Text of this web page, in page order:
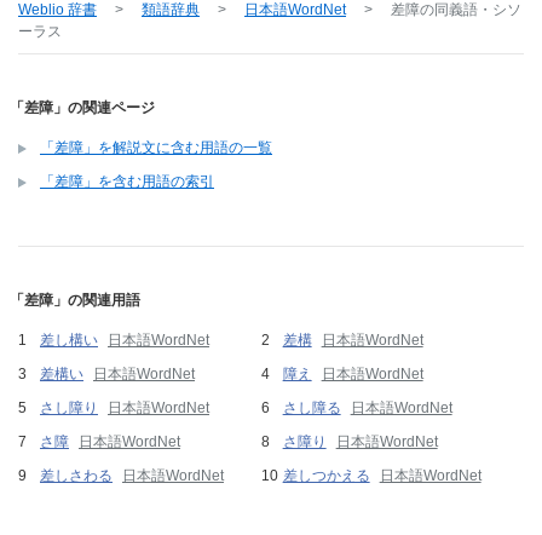
Weblio 辞書 > 類語辞典 > 日本語WordNet > 差障の同義語・シソ
ーラス
「差障」の関連ページ
「差障」を解説文に含む用語の一覧
「差障」を含む用語の索引
「差障」の関連用語
差し構い 日本語WordNet 差構
日本語WordNet
差構い
日本語WordNet 障え
日本語WordNet
さし障り
日本語WordNet さし障る
日本語WordNet
さ障
日本語WordNet さ障り
日本語WordNet
差しさわる
日本語WordNet 差しつかえる 日本語WordNet